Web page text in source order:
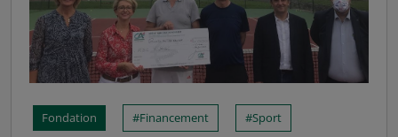
Fondation Financement Sport